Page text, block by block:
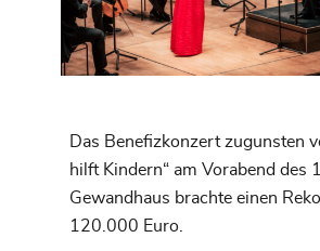
Das Benefizkonzert zugunsten
hilft Kindern“ am Vorabend des
Gewandhaus brachte einen
120.000 Euro.